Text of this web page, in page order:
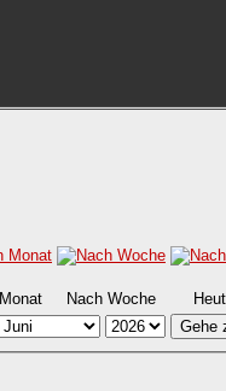
Nach Woche
Gehe